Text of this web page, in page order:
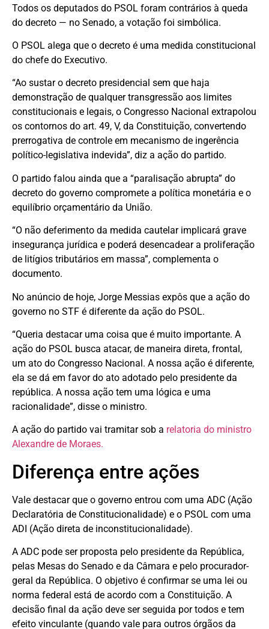
Todos os deputados do PSOL foram contrários à queda
do decreto — no Senado, a votação foi simbólica.
O PSOL alega que o decreto é uma medida constitucional
do chefe do Executivo.
“Ao sustar o decreto presidencial sem que haja
demonstração de qualquer transgressão aos limites
constitucionais e legais, o Congresso Nacional extrapolou
os contornos do art. 49, V, da Constituição, convertendo
prerrogativa de controle em mecanismo de ingerência
político-legislativa indevida”, diz a ação do partido.
O partido falou ainda que a “paralisação abrupta” do
decreto do governo compromete a política monetária e o
equilíbrio orçamentário da União.
“O não deferimento da medida cautelar implicará grave
insegurança jurídica e poderá desencadear a proliferação
de litígios tributários em massa”, complementa o
documento.
No anúncio de hoje, Jorge Messias expôs que a ação do
governo no STF é diferente da ação do PSOL.
“Queria destacar uma coisa que é muito importante. A
ação do PSOL busca atacar, de maneira direta, frontal,
um ato do Congresso Nacional. A nossa ação é diferente,
ela se dá em favor do ato adotado pelo presidente da
república. A nossa ação tem uma lógica e uma
racionalidade”, disse o ministro.
A ação do partido vai tramitar sob a relatoria do ministro
Alexandre de Moraes.
Diferença entre ações
Vale destacar que o governo entrou com uma ADC (Ação
Declaratória de Constitucionalidade) e o PSOL com uma
ADI (Ação direta de inconstitucionalidade).
A ADC pode ser proposta pelo presidente da República,
pelas Mesas do Senado e da Câmara e pelo procurador-
geral da República. O objetivo é confirmar se uma lei ou
norma federal está de acordo com a Constituição. A
decisão final da ação deve ser seguida por todos e tem
efeito vinculante (quando vale para outros órgãos da